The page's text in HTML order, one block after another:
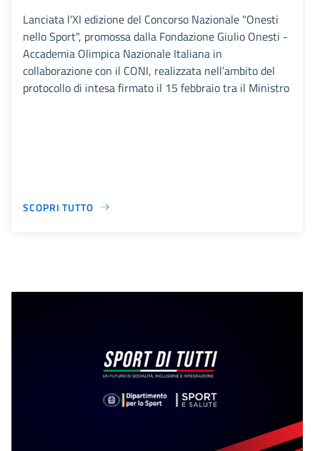
Lanciata l'XI edizione del Concorso Nazionale "Onesti
nello Sport", promossa dalla Fondazione Giulio Onesti -
Accademia Olimpica Nazionale Italiana in
collaborazione con il CONI, realizzata nell’ambito del
protocollo di intesa firmato il 15 febbraio tra il Ministro
SCOPRI TUTTO